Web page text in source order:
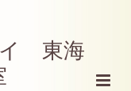
東海